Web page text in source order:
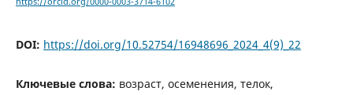
DOI: https://doi.org/10.52754/16948696_2024_4(9)_22
Ключевые слова: возраст, осеменения, телок,